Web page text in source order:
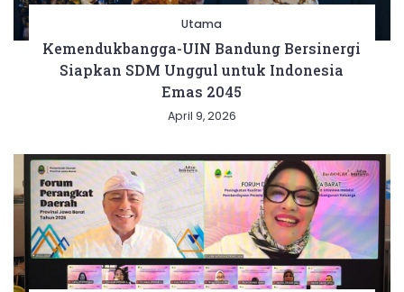
Utama
Kemendukbangga-UIN Bandung Bersinergi
Siapkan SDM Unggul untuk Indonesia
Emas 2045
April 9, 2026